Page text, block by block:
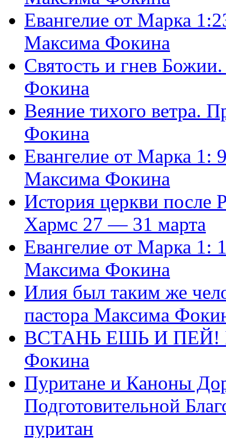
Евангелие от Марка
Максима Фокина
Святость и гнев
Фокина
Веяние тихого ветра.
Фокина
Евангелие от Марка 1:
Максима Фокина
История церкви
Хармс 27 — 31 марта
Евангелие от Марка 1:
Максима Фокина
Илия был таким же
пастора Максима
ВСТАНЬ ЕШЬ И ПЕЙ!
Фокина
Пуритане и Каноны
Подготовительной
пуритан